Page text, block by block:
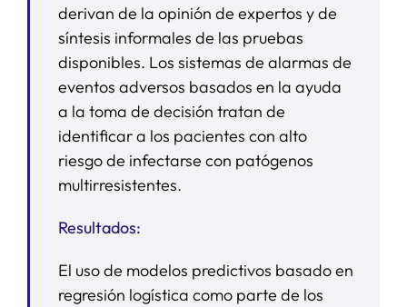
derivan de la opinión de expertos y de
síntesis informales de las pruebas
disponibles. Los sistemas de alarmas de
eventos adversos basados en la ayuda
a la toma de decisión tratan de
identificar a los pacientes con alto
riesgo de infectarse con patógenos
multirresistentes.
Resultados:
El uso de modelos predictivos basado en
regresión logística como parte de los